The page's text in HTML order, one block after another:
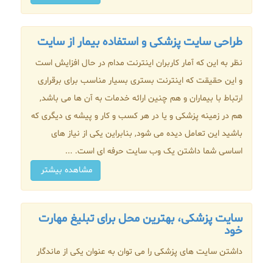
طراحی سایت پزشکی و استفاده بیمار از سایت
نظر به این که آمار کاربران اینترنت مدام در حال افزایش است
و این حقیقت که اینترنت بستری بسیار مناسب برای برقراری
ارتباط با بیماران و هم چنین ارائه خدمات به آن ها می باشد,
هم در زمینه پزشکی و یا در هر کسب و کار و پیشه ی دیگری که
باشید این تعامل دیده می شود, بنابراین یکی از نیاز های
اساسی شما داشتن یک وب سایت حرفه ای است. ...
مشاهده بیشتر
سایت پزشکی، بهترین محل برای تبلیغ مهارت
خود
داشتن سایت های پزشکی را می توان به عنوان یکی از ماندگار